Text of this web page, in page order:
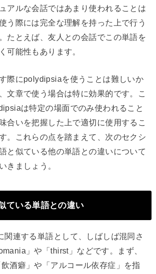
アルな会話ではあまり使われることは
う際には完全な理解を持った上で行う
たとえば、友人との会話でこの単語を
可能性もあります。
際にpolydipsiaを使うことは難しいか
文章で使う場合は特に効果的です。こ
は特定の場面でのみ使われること
合いを把握した上で適切に使用するこ
。これらの点を踏まえて、次のセクシ
と似ている他の単語との違いについて
きましょう。
ている単語との違い
関連する単語として、しばしば混同さ
」や「thirst」などです。まず、
酒癖」や「アルコール依存症」を指